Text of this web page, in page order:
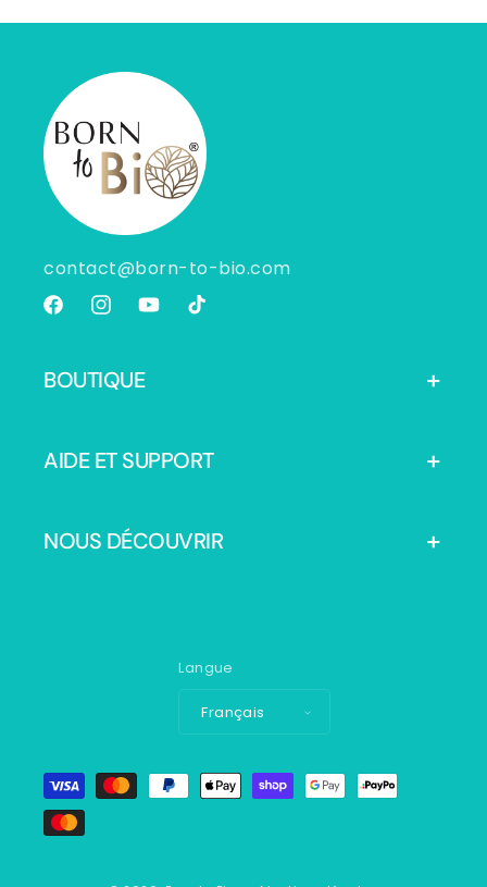
contact@born-to-bio.com
FacebookInstagramYouTubeTikTok
BOUTIQUE
AIDE ET SUPPORT
NOUS DÉCOUVRIR
Langue
Français
de
paiement